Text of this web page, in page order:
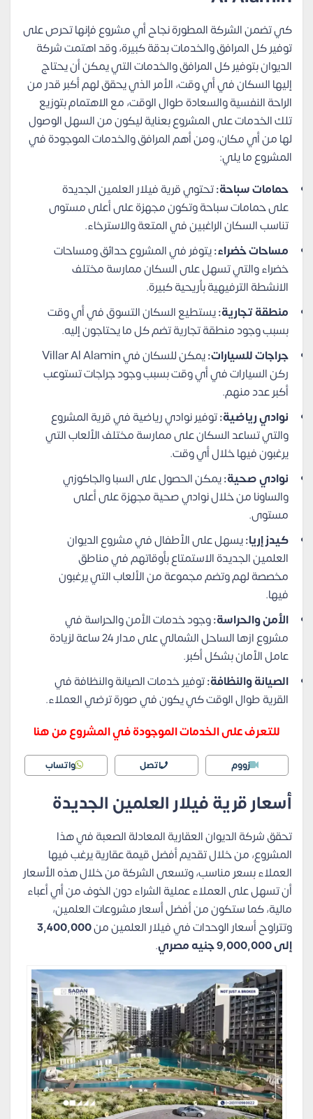
كي تضمن الشركة المطورة نجاح أي مشروع فإنها تحرص على
توفير كل المرافق والخدمات بدقة كبيرة، وقد اهتمت شركة
الديوان بتوفير كل المرافق والخدمات التي يمكن أن يحتاج
إليها السكان في أي وقت، الأمر الذي يحقق لهم أكبر قدر من
الراحة النفسية والسعادة طوال الوقت، مع الاهتمام بتوزيع
تلك الخدمات على المشروع بعناية ليكون من السهل الوصول
لها من أي مكان، ومن أهم المرافق والخدمات الموجودة في
المشروع ما يلي:
حمامات سباحة:تحتوي قرية فيلار العلمين الجديدة
على حمامات سباحة وتكون مجهزة على أعلى مستوى
تناسب السكان الراغبين في المتعة والاسترخاء.
مساحات خضراء:يتوفر في المشروع حدائق ومساحات
خضراء والتي تسهل على السكان ممارسة مختلف
الانشطة الترفيهية بأريحية كبيرة.
منطقة تجارية:يستطيع السكان التسوق في أي وقت
بسبب وجود منطقة تجارية تضم كل ما يحتاجون إليه.
جراجات للسيارات:
يمكن للسكان في Villar Al Alamin
ركن السيارات في أي وقت بسبب وجود جراجات تستوعب
أكبر عدد منهم.
نوادي رياضية:توفير نوادي رياضية في قرية المشروع
والتي تساعد السكان على ممارسة مختلف الألعاب التي
يرغبون فيها خلال أي وقت.
نوادي صحية:يمكن الحصول على السبا والجاكوزي
والساونا من خلال نوادي صحية مجهزة على أعلى
مستوى.
كيدز إريا:يسهل على الأطفال في مشروع الديوان
العلمين الجديدة الاستمتاع بأوقاتهم في مناطق
مخصصة لهم وتضم مجموعة من الألعاب التي يرغبون
فيها.
الأمن والحراسة:وجود خدمات الأمن والحراسة في
مشروع ازها الساحل الشمالي على مدار 24 ساعة لزيادة
عامل الأمان بشكل أكبر.
الصيانة والنظافة:توفير خدمات الصيانة والنظافة في
القرية طوال الوقت كي يكون في صورة ترضي العملاء.
للتعرف على الخدمات الموجودة في المشروع من هنا
زووم اتصل واتساب
أسعار قرية فيلار العلمين الجديدة
تحقق شركة الديوان العقارية المعادلة الصعبة في هذا
المشروع، من خلال تقديم أفضل قيمة عقارية يرغب فيها
العملاء بسعر مناسب، وتسعى الشركة من خلال هذه الأسعار
أن تسهل على العملاء عملية الشراء دون الخوف من أي أعباء
مالية، كما ستكون من أفضل أسعار مشروعات العلمين،
وتتراوح أسعار الوحدات في فيلار العلمين من3,400,000
إلى 9,000,000 جنيه مصري
.